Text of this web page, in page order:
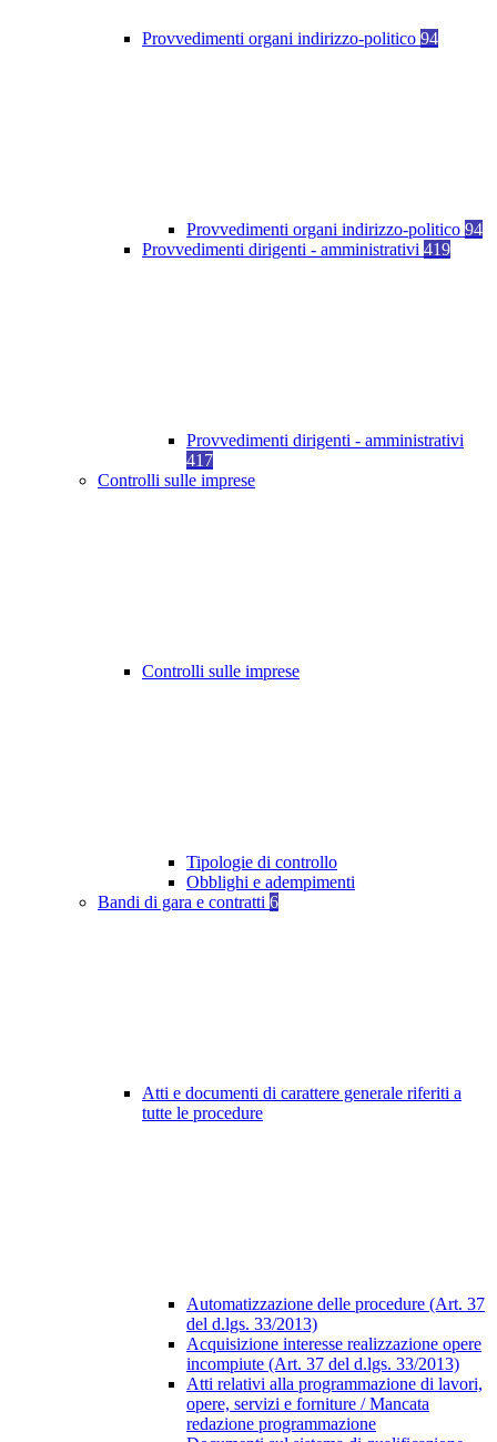
Provvedimenti organi indirizzo-politico 94
Provvedimenti organi indirizzo-politico 94
Provvedimenti dirigenti - amministrativi 419
Provvedimenti dirigenti - amministrativi
417
Controlli sulle imprese
Controlli sulle imprese
Tipologie di controllo
Obblighi e adempimenti
Bandi di gara e contratti 6
Atti e documenti di carattere generale riferiti a
tutte le procedure
Automatizzazione delle procedure (Art. 37
del d.lgs. 33/2013)
Acquisizione interesse realizzazione opere
incompiute (Art. 37 del d.lgs. 33/2013)
Atti relativi alla programmazione di lavori,
opere, servizi e forniture / Mancata
redazione programmazione